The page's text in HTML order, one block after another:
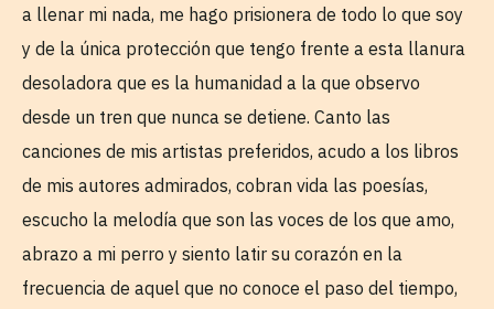
a llenar mi nada, me hago prisionera de todo lo que soy
y de la única protección que tengo frente a esta llanura
desoladora que es la humanidad a la que observo
desde un tren que nunca se detiene. Canto las
canciones de mis artistas preferidos, acudo a los libros
de mis autores admirados, cobran vida las poesías,
escucho la melodía que son las voces de los que amo,
abrazo a mi perro y siento latir su corazón en la
frecuencia de aquel que no conoce el paso del tiempo,